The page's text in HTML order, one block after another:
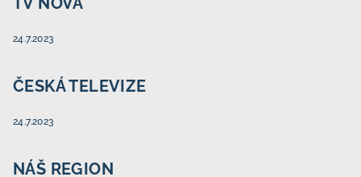
24.7.2023
ČESKÁ TELEVIZE
24.7.2023
NÁŠ REGION